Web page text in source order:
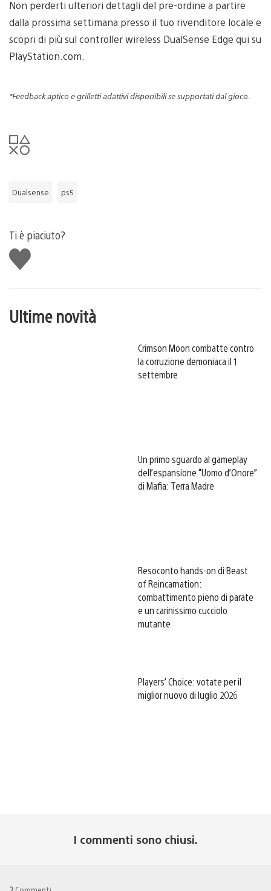
Non perderti ulteriori dettagli del pre-ordine a partire
dalla prossima settimana presso il tuo rivenditore locale e
scopri di più sul controller wireless DualSense Edge qui su
PlayStation.com.
*Feedback aptico e grilletti adattivi disponibili se supportati dal gioco.
Dualsense ps5
Ti è piaciuto?
Mi
piace
Ultime novità
Crimson Moon combatte contro
la corruzione demoniaca il 1
settembre
Un primo sguardo al gameplay
dell’espansione “Uomo d’Onore”
di Mafia: Terra Madre
Resoconto hands-on di Beast
of Reincarnation:
combattimento pieno di parate
e un carinissimo cucciolo
mutante
Players’ Choice: votate per il
miglior nuovo di luglio 2026
I commenti sono chiusi.